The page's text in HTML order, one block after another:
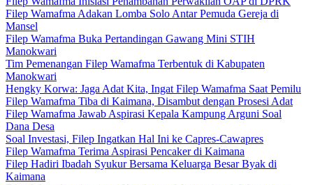
Filep Wamafma Adakan Lomba Solo Antar Pemuda Gereja di
Mansel
Filep Wamafma Buka Pertandingan Gawang Mini STIH
Manokwari
Tim Pemenangan Filep Wamafma Terbentuk di Kabupaten
Manokwari
Hengky Korwa: Jaga Adat Kita, Ingat Filep Wamafma Saat Pemilu
Filep Wamafma Tiba di Kaimana, Disambut dengan Prosesi Adat
Filep Wamafma Jawab Aspirasi Kepala Kampung Arguni Soal
Dana Desa
Soal Investasi, Filep Ingatkan Hal Ini ke Capres-Cawapres
Filep Wamafma Terima Aspirasi Pencaker di Kaimana
Filep Hadiri Ibadah Syukur Bersama Keluarga Besar Byak di
Kaimana